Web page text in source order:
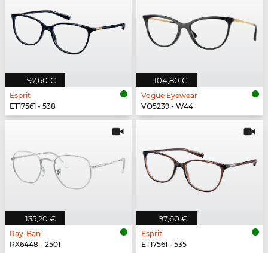
97,60 €
Esprit
ET17561 - 538
104,80 €
Vogue Eyewear
VO5239 - W44
135,20 €
Ray-Ban
RX6448 - 2501
97,60 €
Esprit
ET17561 - 535